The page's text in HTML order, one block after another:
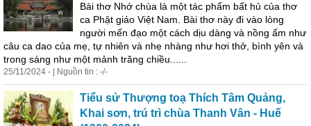
Bài thơ Nhớ chùa là một tác phẩm bất hủ của thơ
ca Phật giáo Việt Nam. Bài thơ này đi vào lòng
người mến đạo một cách dịu dàng và nồng ấm như
câu ca dao của mẹ, tự nhiên và nhẹ nhàng như hơi thở, bình yên và
trong sáng như một mảnh trăng chiều......
25/11/2024 - | Nguồn tin : -/-
Tiểu sử Thượng toạ Thích Tâm Quảng,
Khai sơn, trú trì chùa Thanh Vân - Huế